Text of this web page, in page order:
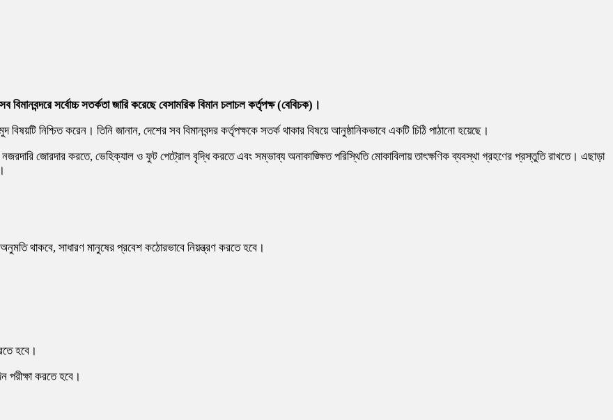
সর্বোচ্চ সতর্কতা জারি করেছে বেসামরিক বিমান চলাচল কর্তৃপক্ষ (বেবিচক)।
নিশ্চিত করেন। তিনি জানান, দেশের সব বিমানবন্দর কর্তৃপক্ষকে সতর্ক থাকার বিষয়ে আনুষ্ঠানিকভাবে একটি চিঠি পাঠানো হয়েছে।
নজরদারি জোরদার করতে, ভেহিক্যাল ও ফুট পেট্রোল বৃদ্ধি করতে এবং সম্ভাব্য অনাকাঙ্ক্ষিত পরিস্থিতি মোকাবিলায় তাৎক্ষণিক ব্যবস্থা গ্রহণের প্রস্তুতি রাখতে। এছাড়া
অনুমতি থাকবে, সাধারণ মানুষের প্রবেশ কঠোরভাবে নিয়ন্ত্রণ করতে হবে।
হবে।
পরীক্ষা করতে হবে।